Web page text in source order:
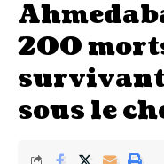
200
sous le